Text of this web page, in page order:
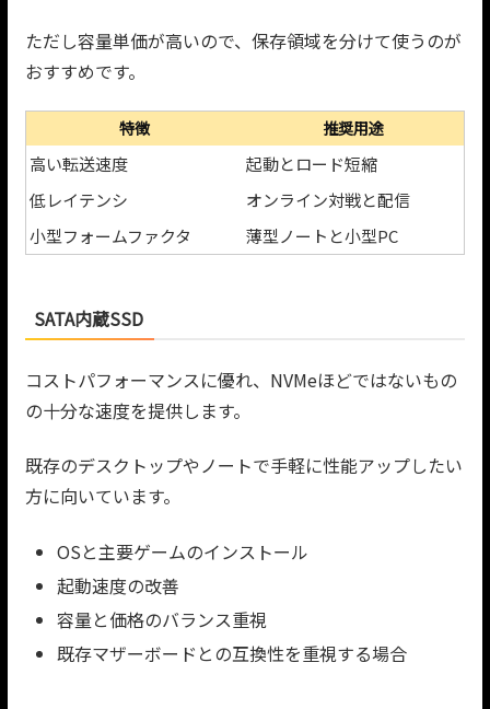
ただし容量単価が高いので、保存領域を分けて使うのが
おすすめです。
特徴 推奨用途
高い転送速度
起動とロード短縮
低レイテンシ
オンライン対戦と配信
小型フォームファクタ
薄型ノートと小型PC
SATA内蔵SSD
コストパフォーマンスに優れ、NVMeほどではないもの
の十分な速度を提供します。
既存のデスクトップやノートで手軽に性能アップしたい
方に向いています。
OSと主要ゲームのインストール
起動速度の改善
容量と価格のバランス重視
既存マザーボードとの互換性を重視する場合